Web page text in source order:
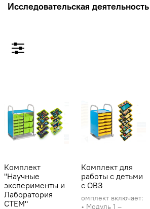
Исследовательская
Комплект
"Научные
эксперименты и
Лаборатория
СТЕМ"
Комплект для
работы с детьми
с ОВЗ
омплект включает:
• Модуль 1 –